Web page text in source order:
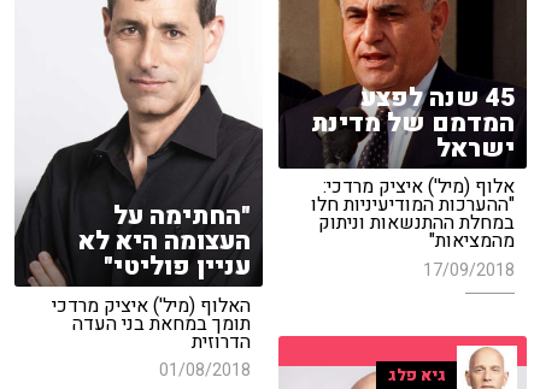
45 שנה לפצע
המדמם של מדינת
ישראל
אלוף (מיל') איציק מרדכי:
"ההערכות המודיעיניות חלו
במחלת ההתנשאות וניתוק
מהמציאות"
17/09/2018
"החתימה על
העצומה היא לא
עניין פוליטי"
האלוף (מיל') איציק מרדכי
תומך במחאת בני העדה
הדרוזית
01/08/2018 גיא פלג